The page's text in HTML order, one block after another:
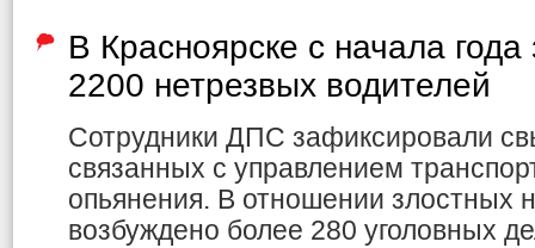
В Красноярске с начала
2200 нетрезвых водителей
Сотрудники ДПС зафиксировали
связанных с управлением
опьянения. В отношении злостных
возбуждено более 280 уголовных